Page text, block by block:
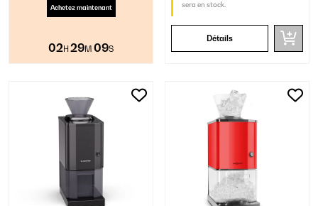
Achetez maintenant
02H 29M 09S
sera en stock.
Détails